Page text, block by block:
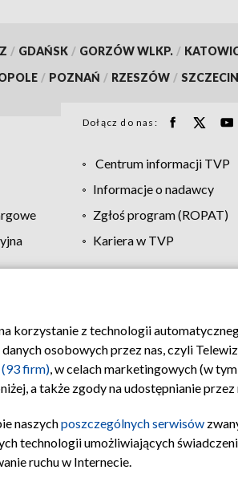
/ GDAŃSK / GORZÓW WLKP. /
/ POZNAŃ / RZESZÓW / SZCZECIN
Dołącz do nas:
Centrum informacji TVP
Informacje o nadawcy
Zgłoś program (ROPAT)
Kariera w TVP
prywatności Moje zgody
korzystanie z technologii
osobowych przez nas, czyli
firm), w celach marketingowych (w
a także zgody na udostępnianie
naszychposzczególnych serwisów
technologii umożliwiających
ruchu w Internecie.